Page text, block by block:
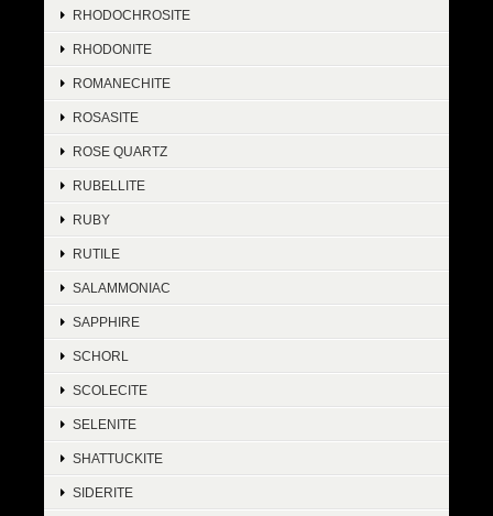
RHODOCHROSITE
RHODONITE
ROMANECHITE
ROSASITE
ROSE QUARTZ
RUBELLITE
RUBY
RUTILE
SALAMMONIAC
SAPPHIRE
SCHORL
SCOLECITE
SELENITE
SHATTUCKITE
SIDERITE